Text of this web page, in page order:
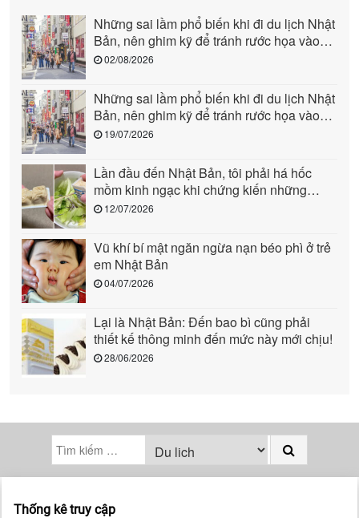
Những sai lầm phổ biến khi đi du lịch Nhật
Bản, nên ghim kỹ để tránh rước họa vào
người (phần 2)
02/08/2026
Những sai lầm phổ biến khi đi du lịch Nhật
Bản, nên ghim kỹ để tránh rước họa vào
người (phần 1)
19/07/2026
Lần đầu đến Nhật Bản, tôi phải há hốc
mồm kinh ngạc khi chứng kiến những
cảnh này: Quả là “quốc gia đến từ tương
12/07/2026
Vũ khí bí mật ngăn ngừa nạn béo phì ở trẻ
em Nhật Bản
04/07/2026
Lại là Nhật Bản: Đến bao bì cũng phải
thiết kế thông minh đến mức này mới chịu!
28/06/2026
Thống kê truy cập